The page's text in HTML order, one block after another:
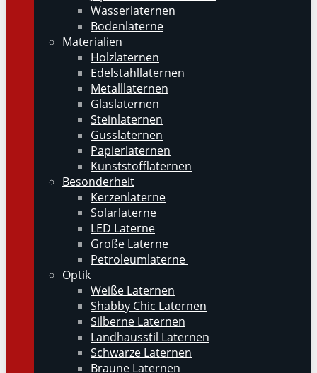
Wasserlaternen
Bodenlaterne
Materialien
Holzlaternen
Edelstahllaternen
Metalllaternen
Glaslaternen
Steinlaternen
Gusslaternen
Papierlaternen
Kunststofflaternen
Besonderheit
Kerzenlaterne
Solarlaterne
LED Laterne
Große Laterne
Petroleumlaterne
Optik
Weiße Laternen
Shabby Chic Laternen
Silberne Laternen
Landhausstil Laternen
Schwarze Laternen
Braune Laternen